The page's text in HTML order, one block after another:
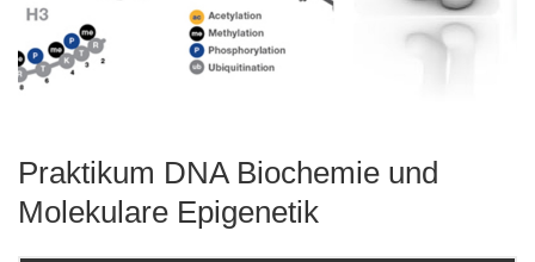
Praktikum DNA Biochemie und
Molekulare Epigenetik